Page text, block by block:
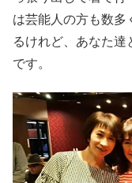
は芸能人の方も数多
るけれど、あなた達
です。